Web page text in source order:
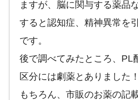
ますが、脳に関与する薬品
すると認知症、精神異常を
です。
後で調べてみたところ、PL
区分には劇薬とありました！
もちろん、市販のお薬の記